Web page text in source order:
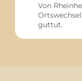
Von
guttut.